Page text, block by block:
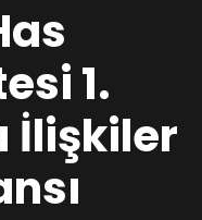
1.
İlişkiler